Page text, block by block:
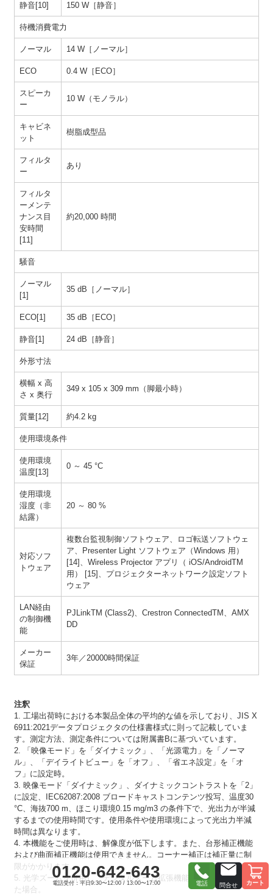
静音[10] 150 W［静音］
待機消費電力
ノーマル 14 W［ノーマル］
ECO 0.4 W［ECO］
スピーカ
ー
10 W（モノラル）
キャビネ
ット
樹脂成型品
フィルタ
ー
あり
フィルタ
ーメンテ
ナンス目
安時間
[11]
約20,000 時間
騒音
ノーマル
[1]
35 dB［ノーマル］
ECO[1] 35 dB［ECO］
静音[1] 24 dB［静音］
外形寸法
横幅 x 高
さ x 奥行
349 x 105 x 309 mm（脚最小時）
質量[12] 約4.2 kg
使用環境条件
使用環境
温度[13]
0 ～ 45 °C
使用環境
湿度（非
結露）
20 ～ 80 %
対応ソフ
トウェア
複数台監視制御ソフトウェア、ロゴ転送ソフトウェ
ア、Presenter Light ソフトウェア（Windows 用）
[14]、Wireless Projector アプリ（ iOS/AndroidTM
用） [15]、プロジェクターネットワーク設定ソフト
ウェア
LAN経由
の制御機
能
PJLinkTM (Class2)、Crestron ConnectedTM、AMX
DD
メーカー
保証
3年／20000時間保証
注釈
1. 工場出荷時における本製品全体の平均的な値を示しており、JIS X
6911:2021データプロジェクタの仕様書様式に則って記載していま
す。測定方法、測定条件については附属書Bに基づいています。
2. 「映像モード」を「ダイナミック」、「光源電力」を「ノーマ
ル」、「デイライトビュー」を「オフ」、「省エネ設定」を「オ
フ」に設定時。
3. 映像モード「ダイナミック」、ダイナミックコントラストを「2」
に設定、IEC62087:2008 ブロードキャストコンテンツ投写、温度30
°C、海抜700 m、ほこり環境0.15 mg/m3 の条件下で、光出力が半減
するまでの使用時間です。使用条件や使用環境によって光出力半減
時間は異なります。
4. 本機能をご使用時は、解像度が低下します。また、台形補正機能
および曲面補正機能は使用できません。コーナー補正は補正量に制
限がかかります。
5. 光学ズームを併用し、デジタルズーム拡張機能の倍率を80 %にし
た場合。
0120-642-643
電話受付：平日9:30〜12:00 / 13:00〜17:00 電話 問合せ カート